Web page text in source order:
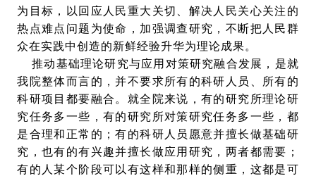
为目标，以回应人民重大关切、解决人民关心关注的
热点难点问题为使命，加强调查研究，不断把人民群
众在实践中创造的新鲜经验升华为理论成果。
推动基础理论研究与应用对策研究融合发展，是就
我院整体而言的，并不要求所有的科研人员、所有的
科研项目都要融合。就全院来说，有的研究所理论研
究任务多一些，有的研究所对策研究任务多一些，都
是合理和正常的；有的科研人员愿意并擅长做基础研
究，也有的有兴趣并擅长做应用研究，两者都需要；
有的人某个阶段可以有这样和那样的侧重，这都是可